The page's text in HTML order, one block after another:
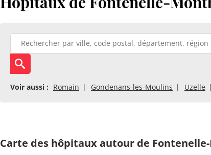
Voir aussi : Romain Gondenans-les-Moulins Uzelle
Carte des hôpitaux autour de